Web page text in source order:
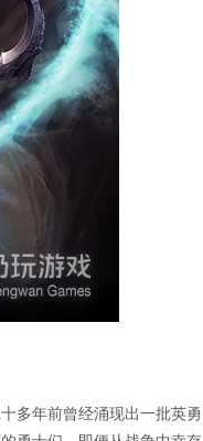
多年前曾经涌现出一批英勇